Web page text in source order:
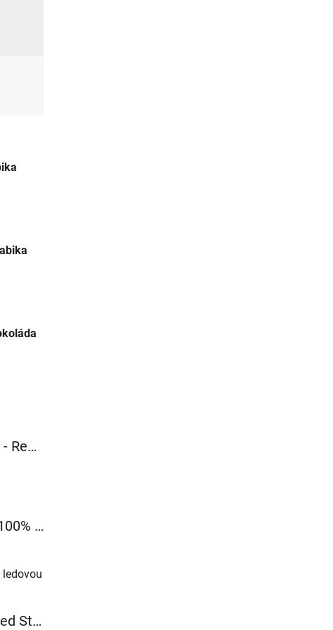
Colombia Sebastián Ramiréz - Red Fruit - Strawberry 100% arabika zrnková káva
Guatemala Jacinto Ramirez 100% arabika zrnková káva
Dóza na kávu Airscape Brushed Steel 500 g